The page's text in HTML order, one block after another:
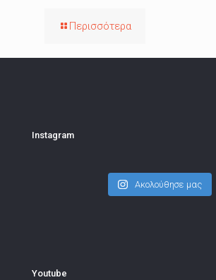
Περισσότερα
Instagram
Ακολούθησε μας
Youtube